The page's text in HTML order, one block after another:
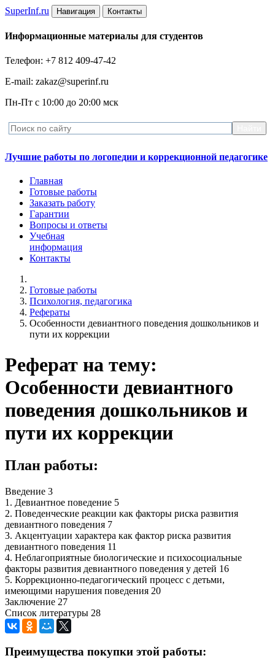
SuperInf.ru Навигация Контакты
Информационные материалы для студентов
Телефон: +7 812 409-47-42
E-mail: zakaz@superinf.ru
Пн-Пт с 10:00 до 20:00 мск
Лучшие работы по логопедии и коррекционной педагогике
Главная
Готовые работы
Заказать работу
Гарантии
Вопросы и ответы
Учебная
информация
Контакты
Готовые работы
Психология, педагогика
Рефераты
Особенности девиантного поведения дошкольников и
пути их коррекции
Реферат на тему:
Особенности девиантного
поведения дошкольников и
пути их коррекции
План работы:
Введение 3
1. Девиантное поведение 5
2. Поведенческие реакции как факторы риска развития
девиантного поведения 7
3. Акцентуации характера как фактор риска развития
девиантного поведения 11
4. Неблагоприятные биологические и психосоциальные
факторы развития девиантного поведения у детей 16
5. Коррекционно-педагогический процесс с детьми,
имеющими нарушения поведения 20
Заключение 27
Список литературы 28
Преимущества покупки этой работы: